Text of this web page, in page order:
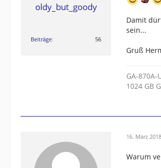
oldy_but_goody
Beiträge 56
Damit
sein...
Gruß
GA-870A-
1024 GB
16. März 2018
Warum